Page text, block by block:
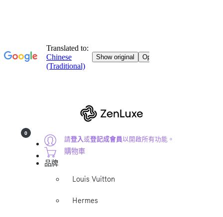
請登入或登記成會員以開啟所有功能。
0
購物車
品牌
Louis Vuitton
Hermes